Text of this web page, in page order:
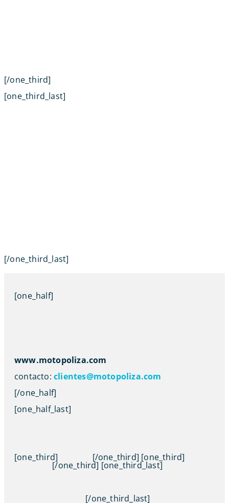
[/one_third]
[one_third_last]
[/one_third_last]
[one_half]
www.motopoliza.com
contacto: clientes@motopoliza.com
[/one_half]
[one_half_last]
[one_third] [/one_third] [one_third]
[/one_third] [one_third_last]
[/one_third_last]